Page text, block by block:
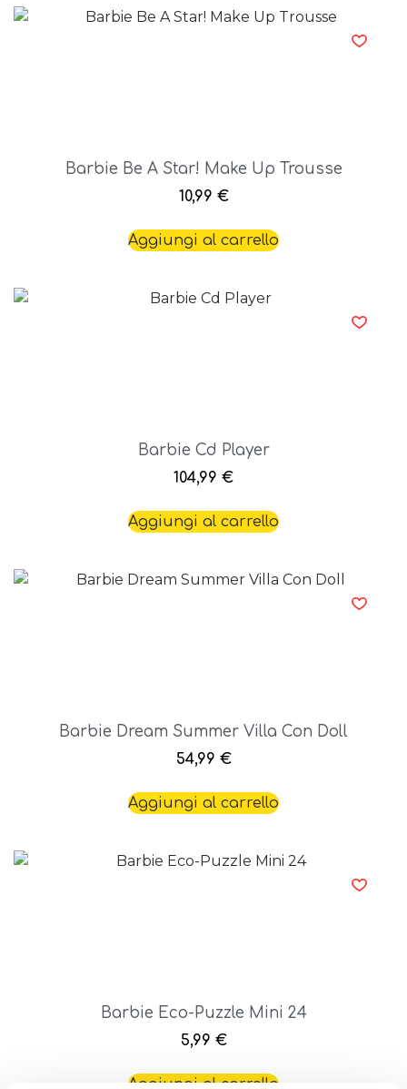
Barbie Be A Star! Make Up Trousse
10,99 €
Aggiungi al carrello
Barbie Cd Player
104,99 €
Aggiungi al carrello
Barbie Dream Summer Villa Con Doll
54,99 €
Aggiungi al carrello
Barbie Eco-Puzzle Mini 24
5,99 €
Aggiungi al carrello